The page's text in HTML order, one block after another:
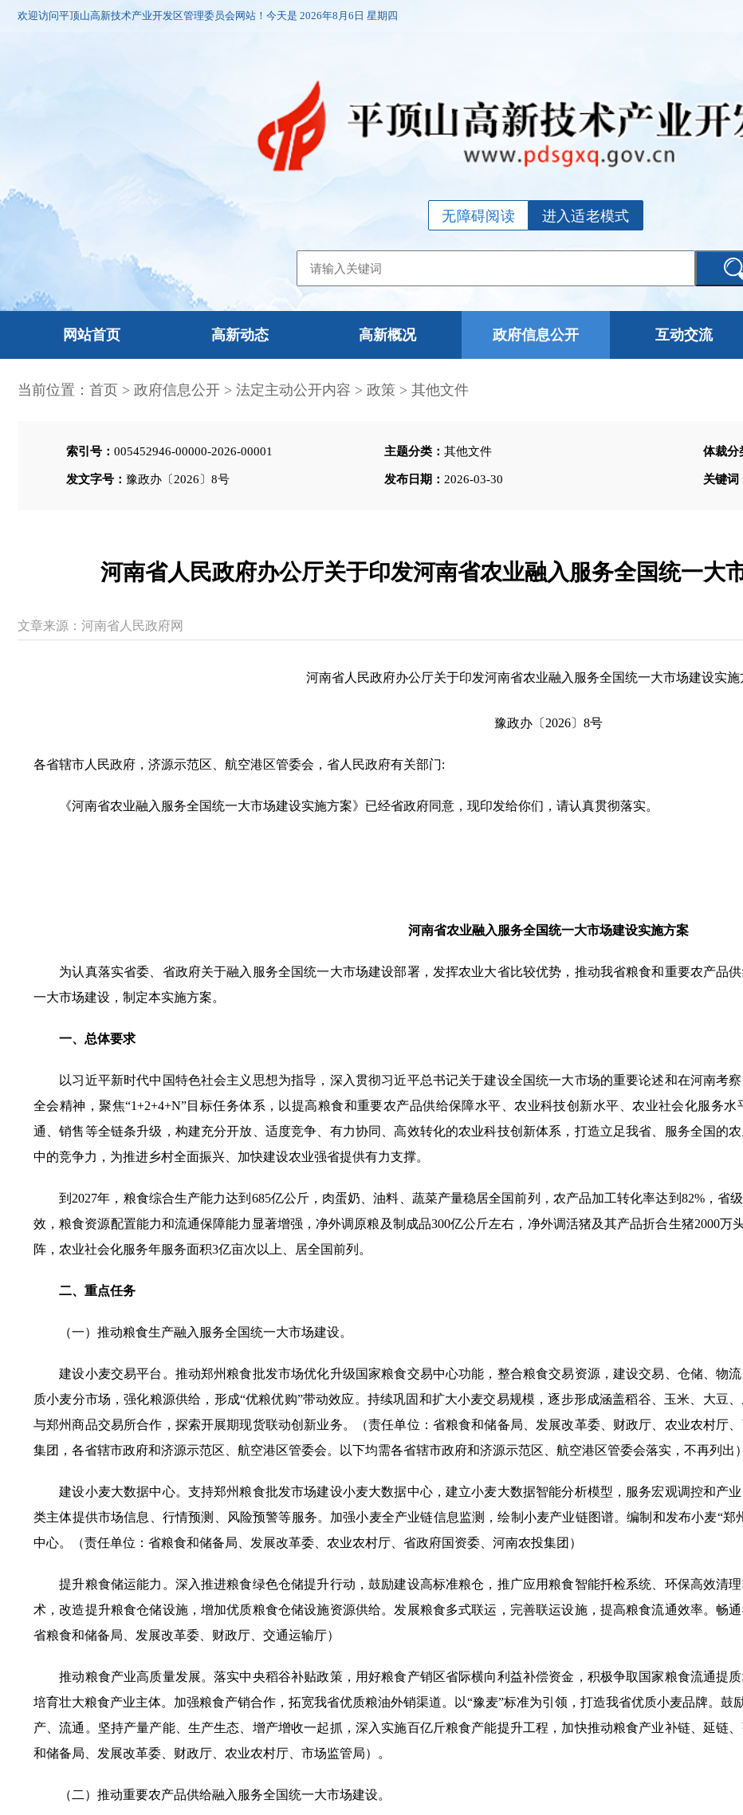
欢迎访问平顶山高新技术产业开发区管理委员会网站！今天是 2026年8月6日 星期四
进入适老模式
无障碍阅读
网站首页 高新动态 高新概况 政府信息公开 互动交流
当前位置： 首页 > 政府信息公开 > 法定主动公开内容 > 政策 > 其他文件
索引号： 005452946-00000-2026-00001 主题分类：其他文件 体裁分
发文字号： 豫政办〔2026〕8号 发布日期： 2026-03-30 关键词
河南省人民政府办公厅关于印发河南省农业融入服务全国统一大
文章来源：河南省人民政府网
河南省人民政府办公厅关于印发河南省农业融入服务全国统一大市场建设实施
豫政办〔2026〕8号
各省辖市人民政府，济源示范区、航空港区管委会，省人民政府有关部门:
《河南省农业融入服务全国统一大市场建设实施方案》已经省政府同意，现印发给你们，请认真贯彻落实。
河南省农业融入服务全国统一大市场建设实施方案
为认真落实省委、省政府关于融入服务全国统一大市场建设部署，发挥农业大省比较优势，推动我省粮食和重要农产品
一大市场建设，制定本实施方案。
一、总体要求
以习近平新时代中国特色社会主义思想为指导，深入贯彻习近平总书记关于建设全国统一大市场的重要论述和在河南考
全会精神，聚焦“1+2+4+N”目标任务体系，以提高粮食和重要农产品供给保障水平、农业科技创新水平、农业社会化服务
通、销售等全链条升级，构建充分开放、适度竞争、有力协同、高效转化的农业科技创新体系，打造立足我省、服务全国的
中的竞争力，为推进乡村全面振兴、加快建设农业强省提供有力支撑。
到2027年，粮食综合生产能力达到685亿公斤，肉蛋奶、油料、蔬菜产量稳居全国前列，农产品加工转化率达到82%，省
效，粮食资源配置能力和流通保障能力显著增强，净外调原粮及制成品300亿公斤左右，净外调活猪及其产品折合生猪2000万
阵，农业社会化服务年服务面积3亿亩次以上、居全国前列。
二、重点任务
（一）推动粮食生产融入服务全国统一大市场建设。
建设小麦交易平台。推动郑州粮食批发市场优化升级国家粮食交易中心功能，整合粮食交易资源，建设交易、仓储、物
质小麦分市场，强化粮源供给，形成“优粮优购”带动效应。持续巩固和扩大小麦交易规模，逐步形成涵盖稻谷、玉米、大豆
与郑州商品交易所合作，探索开展期现货联动创新业务。（责任单位：省粮食和储备局、发展改革委、财政厅、农业农村厅
集团，各省辖市政府和济源示范区、航空港区管委会。以下均需各省辖市政府和济源示范区、航空港区管委会落实，不再列出）
建设小麦大数据中心。支持郑州粮食批发市场建设小麦大数据中心，建立小麦大数据智能分析模型，服务宏观调控和产
类主体提供市场信息、行情预测、风险预警等服务。加强小麦全产业链信息监测，绘制小麦产业链图谱。编制和发布小麦“
中心。（责任单位：省粮食和储备局、发展改革委、农业农村厅、省政府国资委、河南农投集团）
提升粮食储运能力。深入推进粮食绿色仓储提升行动，鼓励建设高标准粮仓，推广应用粮食智能扦检系统、环保高效清
术，改造提升粮食仓储设施，增加优质粮食仓储设施资源供给。发展粮食多式联运，完善联运设施，提高粮食流通效率。畅
省粮食和储备局、发展改革委、财政厅、交通运输厅）
推动粮食产业高质量发展。落实中央稻谷补贴政策，用好粮食产销区省际横向利益补偿资金，积极争取国家粮食流通提
培育壮大粮食产业主体。加强粮食产销合作，拓宽我省优质粮油外销渠道。以“豫麦”标准为引领，打造我省优质小麦品牌。鼓
产、流通。坚持产量产能、生产生态、增产增收一起抓，深入实施百亿斤粮食产能提升工程，加快推动粮食产业补链、延链
和储备局、发展改革委、财政厅、农业农村厅、市场监管局）。
（二）推动重要农产品供给融入服务全国统一大市场建设。